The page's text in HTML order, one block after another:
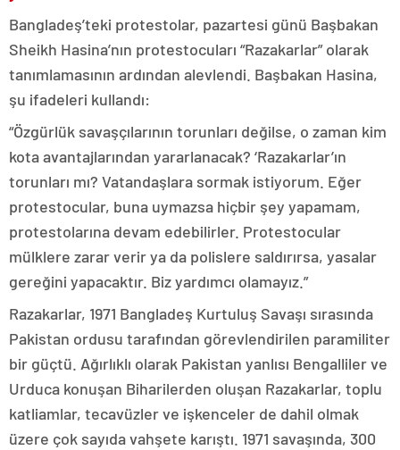
Bangladeş’teki protestolar, pazartesi günü Başbakan
Sheikh Hasina’nın protestocuları “Razakarlar” olarak
tanımlamasının ardından alevlendi. Başbakan Hasina,
şu ifadeleri kullandı:
“Özgürlük savaşçılarının torunları değilse, o zaman kim
kota avantajlarından yararlanacak? ‘Razakarlar’ın
torunları mı? Vatandaşlara sormak istiyorum. Eğer
protestocular, buna uymazsa hiçbir şey yapamam,
protestolarına devam edebilirler. Protestocular
mülklere zarar verir ya da polislere saldırırsa, yasalar
gereğini yapacaktır. Biz yardımcı olamayız.”
Razakarlar, 1971 Bangladeş Kurtuluş Savaşı sırasında
Pakistan ordusu tarafından görevlendirilen paramiliter
bir güçtü. Ağırlıklı olarak Pakistan yanlısı Bengalliler ve
Urduca konuşan Biharilerden oluşan Razakarlar, toplu
katliamlar, tecavüzler ve işkenceler de dahil olmak
üzere çok sayıda vahşete karıştı. 1971 savaşında, 300